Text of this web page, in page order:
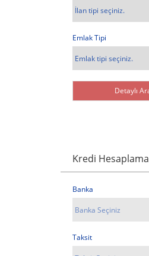
Emlak Tipi
Kredi Hesaplama
Banka
Taksit